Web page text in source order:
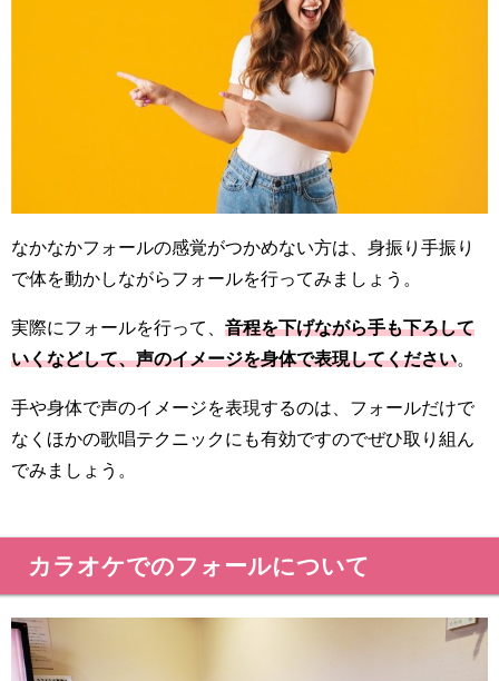
なかなかフォールの感覚がつかめない方は、身振り手振り
で体を動かしながらフォールを行ってみましょう。
実際にフォールを行って、 音程を下げながら手も下ろして
いくなどして、声のイメージを身体で表現してください
手や身体で声のイメージを表現するのは、フォールだけで
なくほかの歌唱テクニックにも有効ですのでぜひ取り組ん
でみましょう。
カラオケでのフォールについて